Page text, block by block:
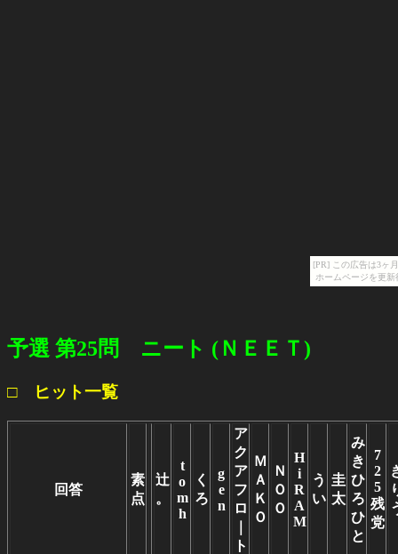
[PR] この広告は3ヶ
ホームページを更
予選 第25問 ニート (ＮＥＥＴ)
□ ヒット一覧
回答
素
点
辻
。
t
o
m
h
く
ろ
g
e
n
ア
ク
ア
フ
ロ
ト
Ｍ
Ａ
Ｋ
Ｏ
Ｎ
Ｏ
Ｏ
H
i
R
A
M
う
い
圭
太
み
き
ひ
ろ
ひ
と
7
2
5
残
党